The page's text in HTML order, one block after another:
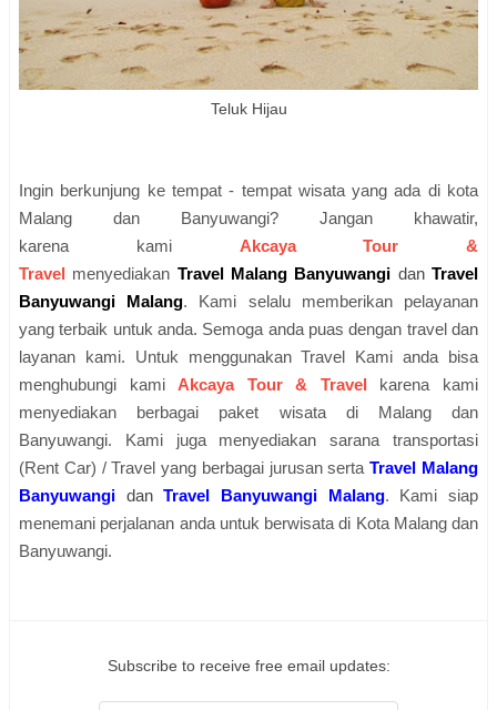
Teluk Hijau
Ingin berkunjung ke tempat - tempat wisata yang ada di kota
Malang dan Banyuwangi? Jangan khawatir,
karena
kami Akcaya Tour &
Travel
menyediakan Travel Malang Banyuwangi danTravel
Banyuwangi Malang.
Kami selalu memberikan pelayanan
yang terbaik untuk anda. Semoga anda puas dengan travel dan
layanan kami. Untuk menggunakan Travel Kami anda bisa
menghubungi kamiAkcaya Tour & Travel
karena kami
menyediakan berbagai paket wisata di Malang dan
Banyuwangi. Kami juga menyediakan sarana transportasi
(Rent Car) / Travel yang berbagai jurusan serta Travel Malang
Banyuwangi dan Travel Banyuwangi Malang. Kami siap
menemani perjalanan anda untuk berwisata di Kota Malang dan
Banyuwangi.
Subscribe to receive free email updates: